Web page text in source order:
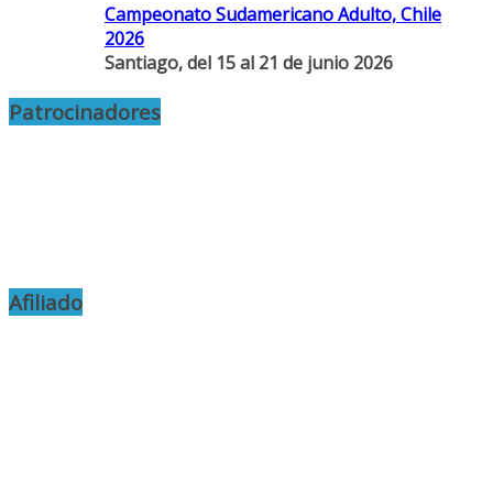
Campeonato Sudamericano Adulto, Chile
2026
Santiago, del 15 al 21 de junio 2026
Patrocinadores
Afiliado